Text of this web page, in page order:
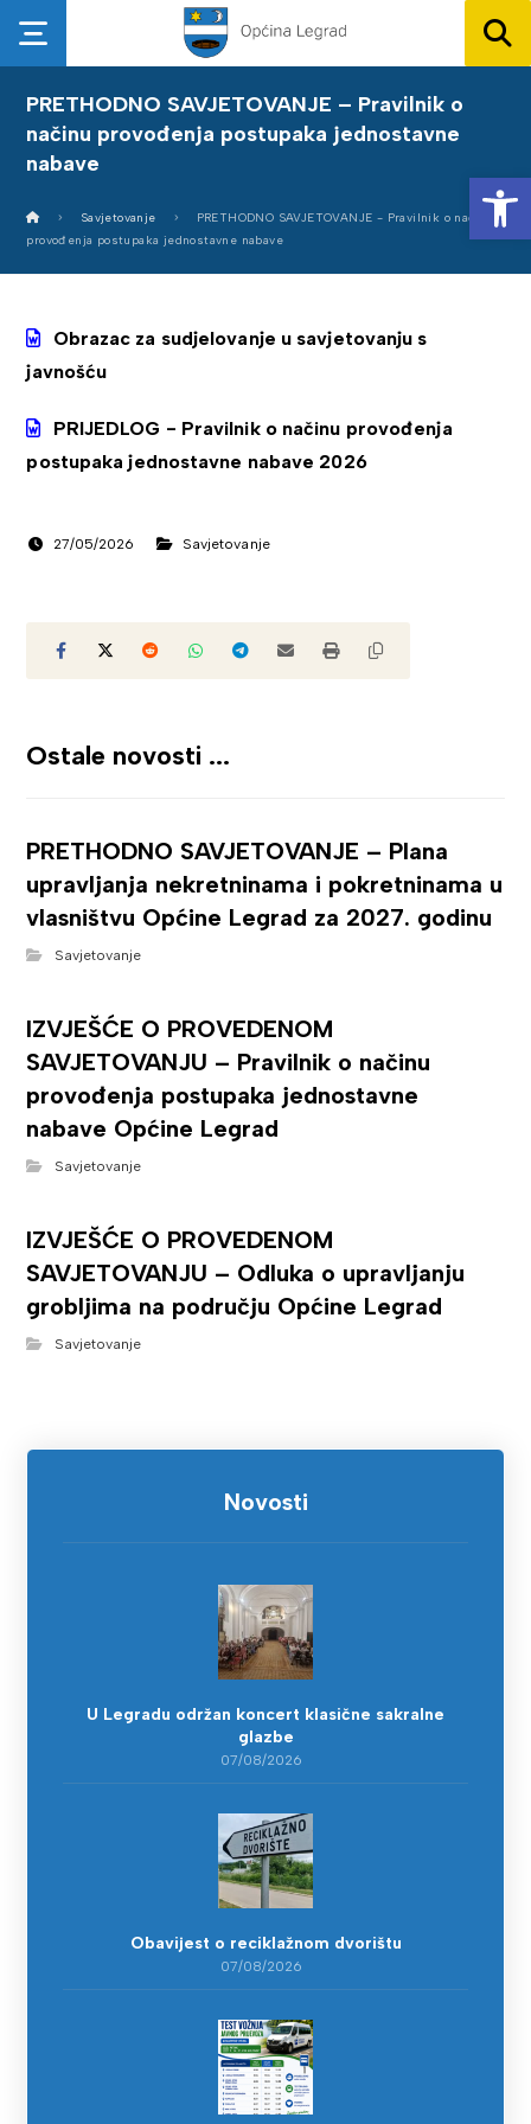
PRETHODNO SAVJETOVANJE – Pravilnik o
načinu provođenja postupaka jednostavne
nabave
Savjetovanje
PRETHODNO SAVJETOVANJE - Pravilnik o načinu
provođenja postupaka jednostavne nabave
Obrazac za sudjelovanje u savjetovanju s
javnošću
PRIJEDLOG - Pravilnik o načinu provođenja
postupaka jednostavne nabave 2026
27/05/2026 Savjetovanje
Ostale novosti ...
PRETHODNO SAVJETOVANJE – Plana
upravljanja nekretninama i pokretninama u
vlasništvu Općine Legrad za 2027. godinu
Savjetovanje
IZVJEŠĆE O PROVEDENOM
SAVJETOVANJU – Pravilnik o načinu
provođenja postupaka jednostavne
nabave Općine Legrad
Savjetovanje
IZVJEŠĆE O PROVEDENOM
SAVJETOVANJU – Odluka o upravljanju
grobljima na području Općine Legrad
Savjetovanje
Novosti
U Legradu održan koncert klasične sakralne
glazbe
07/08/2026
Obavijest o reciklažnom dvorištu
07/08/2026